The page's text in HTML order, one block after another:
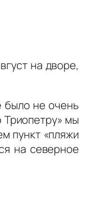
на дворе,
было не очень
мы
пункт «пляжи
на северное